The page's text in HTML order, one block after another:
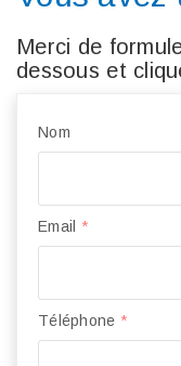
Merci de
dessous et
Nom
Email *
Téléphone *